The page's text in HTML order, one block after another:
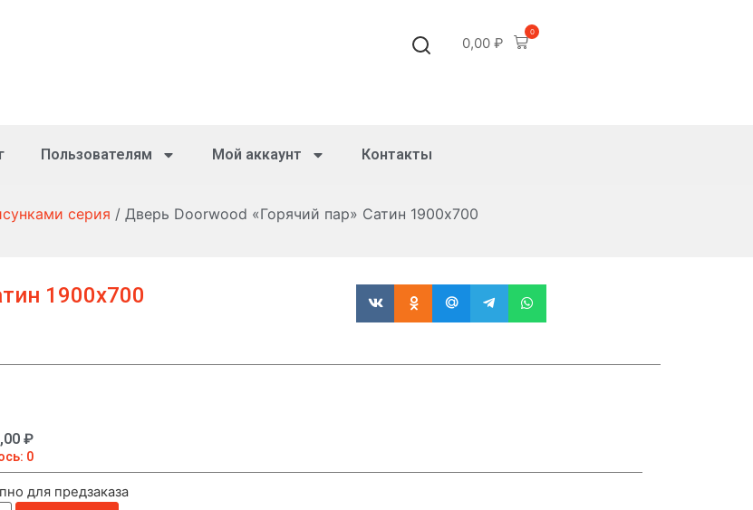
0,00 ₽
0
Пользователям Мой аккаунт Контакты
серия / Дверь Doorwood «Горячий пар» Сатин 1900х700
1900х700
₽
0
для предзаказа